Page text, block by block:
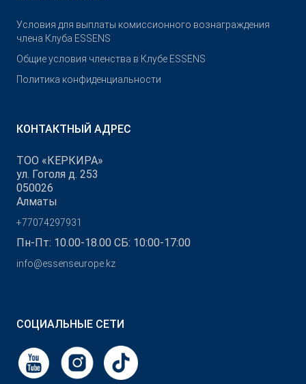
Условия для выплаты комиссионного вознаграждения
члена Клуба ESSENS
Общие условия членства в Клубе ESSENS
Политика конфиденциальности
КОНТАКТНЫЙ АДРЕС
ТОО «КЕРКИРА»
ул. Гоголя д. 253
050026
Алматы
+77074297931
Пн-Пт: 10.00-18.00 СБ: 10:00-17:00
info@essenseurope.kz
СОЦИАЛЬНЫЕ СЕТИ